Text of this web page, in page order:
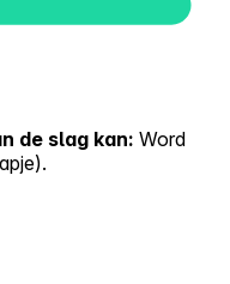
de slag kan: Word